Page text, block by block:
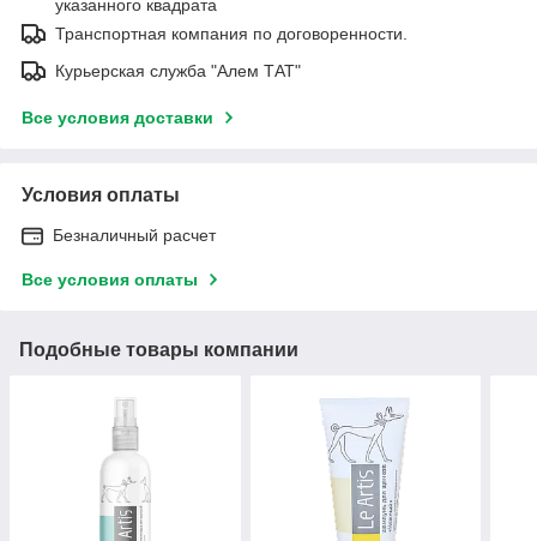
указанного квадрата
Транспортная компания по договоренности.
Курьерская служба "Алем ТАТ"
Все условия доставки
Условия оплаты
Безналичный расчет
Все условия оплаты
Подобные товары компании